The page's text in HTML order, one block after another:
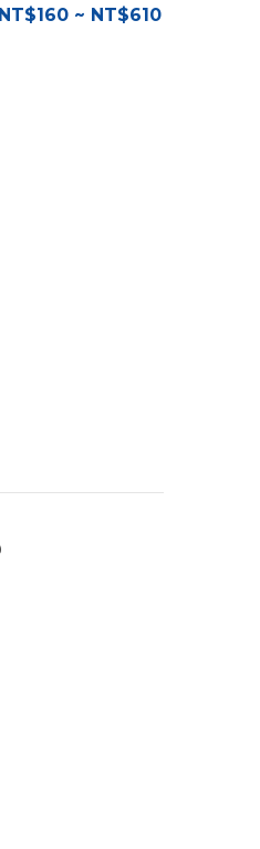
NT$160 ~ NT$610